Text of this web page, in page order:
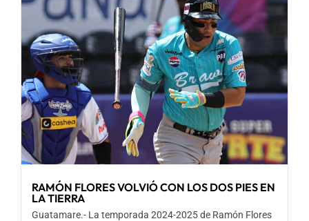
RAMÓN FLORES VOLVIÓ CON LOS DOS PIES EN
LA TIERRA
Guatamare.- La temporada 2024-2025 de Ramón Flores